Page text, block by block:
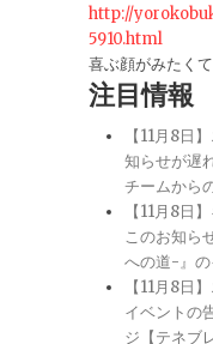
http://
5910.html
喜ぶ顔がみたくて
注目情報
【11月8日
知らせが遅
チームから
【11月8日
このお知ら
への道-』の
【11月8日
イベントの
ジ【テネブ